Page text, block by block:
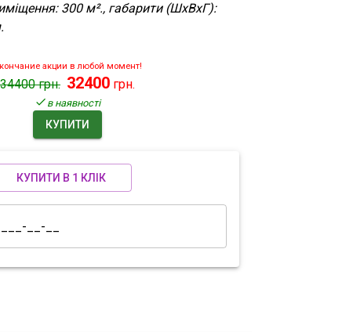
300 м²., габарити (ШхВхГ):
акции в любой момент!
34400грн. 32400 грн.
в наявності
КУПИТИ
КУПИТИ В 1 КЛІК